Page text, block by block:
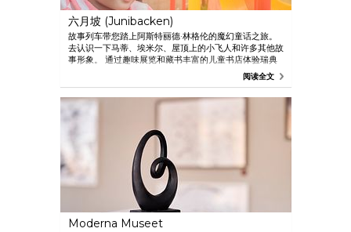
六月坡 (Junibacken)
故事列车带您踏上阿斯特丽德·林格伦的魔幻童话之旅。
去认识一下马蒂、埃米尔、屋顶上的小飞人和许多其他故
事形象。 通过趣味展览和藏书丰富的儿童书店体验瑞典
阅读全文
Moderna Museet